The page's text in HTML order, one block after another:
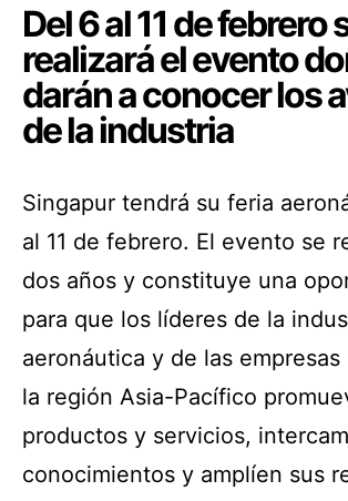
Del 6 al 11 de febrero
realizará el evento
darán a conocer los
de la industria
Singapur tendrá su feria
al 11 de febrero. El evento se
dos años y constituye una
para que los líderes de la
aeronáutica y de las empresas
la región Asia-Pacífico
productos y servicios,
conocimientos y amplíen sus